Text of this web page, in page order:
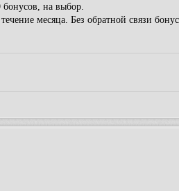
на выбор.
месяца. Без обратной связи